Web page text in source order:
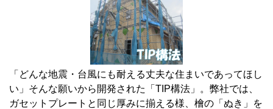
「どんな地震・台風にも耐える丈夫な住まいであってほし
い」そんな願いから開発された「TIP構法」。弊社では、
ガセットプレートと同じ厚みに揃える様、檜の「ぬき」を